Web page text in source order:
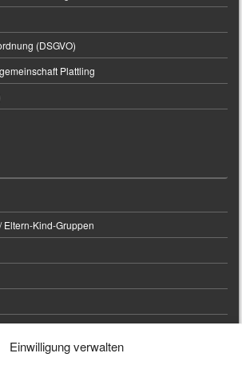
Einwilligung verwalten
(DSGVO)
Plattling
Eltern-Kind-Gruppen